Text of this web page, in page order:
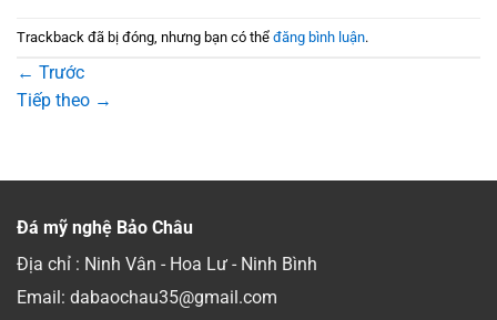
Trackback đã bị đóng, nhưng bạn có thể đăng bình luận.
← Trước
Tiếp theo →
Đá mỹ nghệ Bảo Châu
Địa chỉ : Ninh Vân - Hoa Lư - Ninh Bình
Email: dabaochau35@gmail.com